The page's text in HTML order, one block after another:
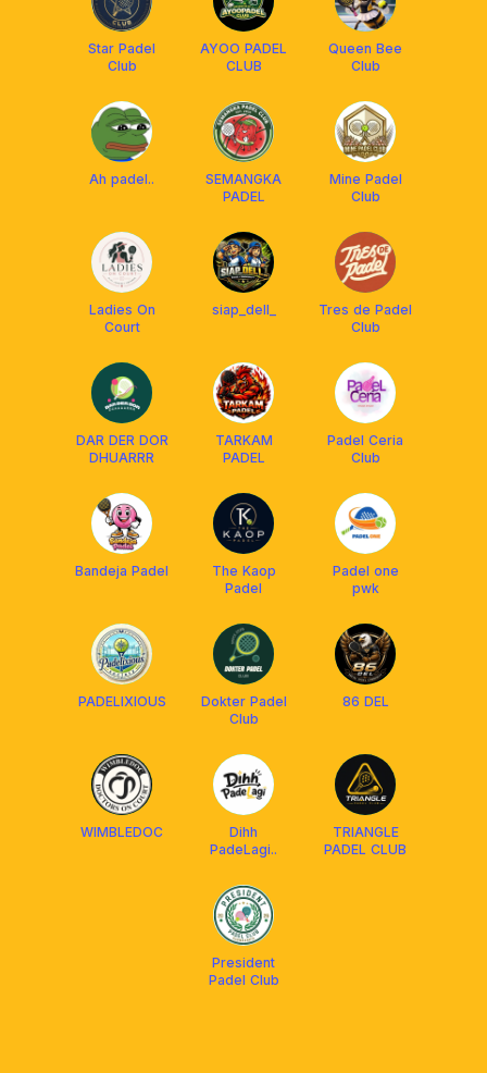
Star Padel
Club
AYOO PADEL
CLUB
Queen Bee
Club
Ah padel..
SEMANGKA
PADEL
Mine Padel
Club
Ladies On
Court
siap_dell_
Tres de Padel
Club
DAR DER DOR
DHUARRR
TARKAM
PADEL
Padel Ceria
Club
Bandeja Padel
The Kaop
Padel
Padel one
pwk
PADELIXIOUS
Dokter Padel
Club
86 DEL
WIMBLEDOC
Dihh
PadeLagi..
TRIANGLE
PADEL CLUB
President
Padel Club